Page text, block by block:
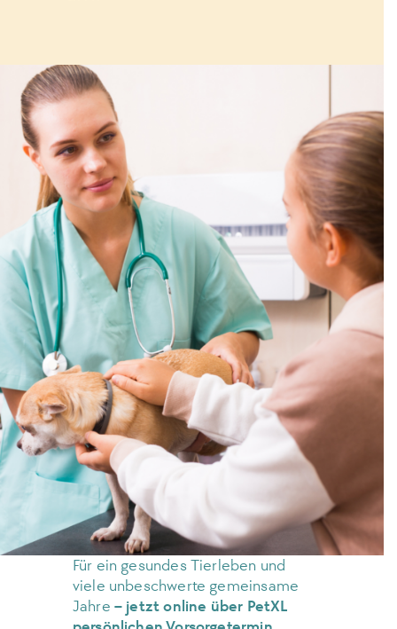
Für ein gesundes Tierleben und
viele unbeschwerte gemeinsame
Jahre – jetzt online über PetXL